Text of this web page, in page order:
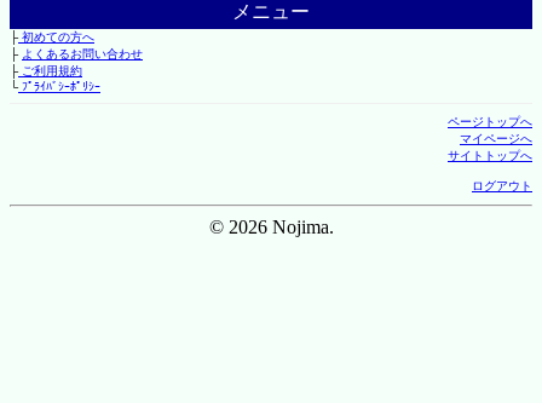
メニュー
├初めての方へ
├ よくあるお問い合わせ
├ご利用規約
└ﾌﾟﾗｲﾊﾞｼｰﾎﾟﾘｼｰ
ページトップへ
マイページへ
サイトトップへ
ログアウト
© 2026 Nojima.